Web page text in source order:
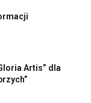
Artis” dla